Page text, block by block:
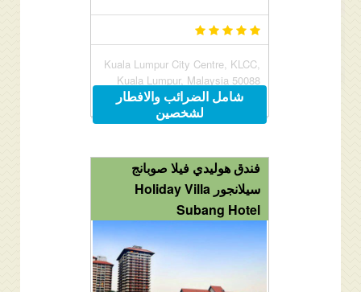
Kuala Lumpur City Centre, KLCC,
Kuala Lumpur, Malaysia 50088
شامل الضرائب والافطار
لشخصين
فندق هوليدي فيلا صوبانج
سيلانجور Holiday Villa
Subang Hotel